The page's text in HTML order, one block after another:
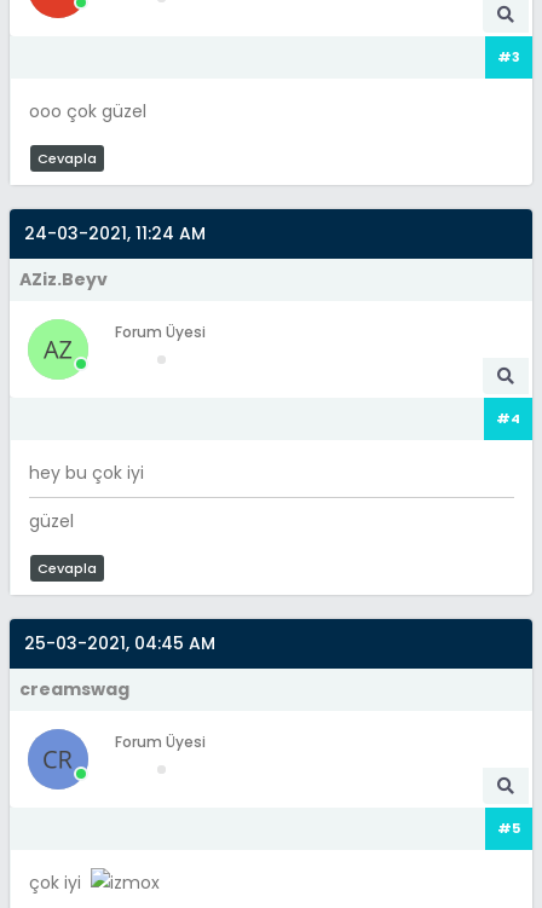
#3
ooo çok güzel
Cevapla
24-03-2021, 11:24 AM
AZiz.Beyv
Forum Üyesi
#4
hey bu çok iyi
güzel
Cevapla
25-03-2021, 04:45 AM
creamswag
Forum Üyesi
#5
çok iyi